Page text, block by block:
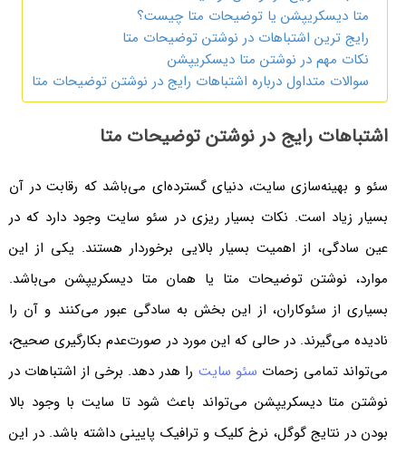
متا دیسکریپشن یا توضیحات متا چیست؟
رایج‌ ترین اشتباهات در نوشتن توضیحات متا
نکات مهم در نوشتن متا دیسکریپشن
سوالات متداول درباره اشتباهات رایج در نوشتن توضیحات متا
اشتباهات رایج در نوشتن توضیحات متا
سئو و بهینه‌سازی سایت، دنیای گسترده‌ای می‌باشد که رقابت در آن
بسیار زیاد است. نکات بسیار ریزی در سئو سایت وجود دارد که در
عین سادگی، از اهمیت بسیار بالایی برخوردار هستند. یکی از این
موارد، نوشتن توضیحات متا یا همان متا دیسکریپشن می‌باشد.
بسیاری از سئوکاران، از این بخش به سادگی عبور می‌کنند و آن را
نادیده می‌گیرند. در حالی که این مورد در صورت‌عدم بکارگیری صحیح،
می‌تواند تمامی زحمات سئو سایترا هدر دهد. برخی از اشتباهات در
نوشتن متا دیسکریپشن می‌تواند باعث شود تا سایت با وجود بالا
بودن در نتایج گوگل، نرخ کلیک و ترافیک پایینی داشته باشد. در این